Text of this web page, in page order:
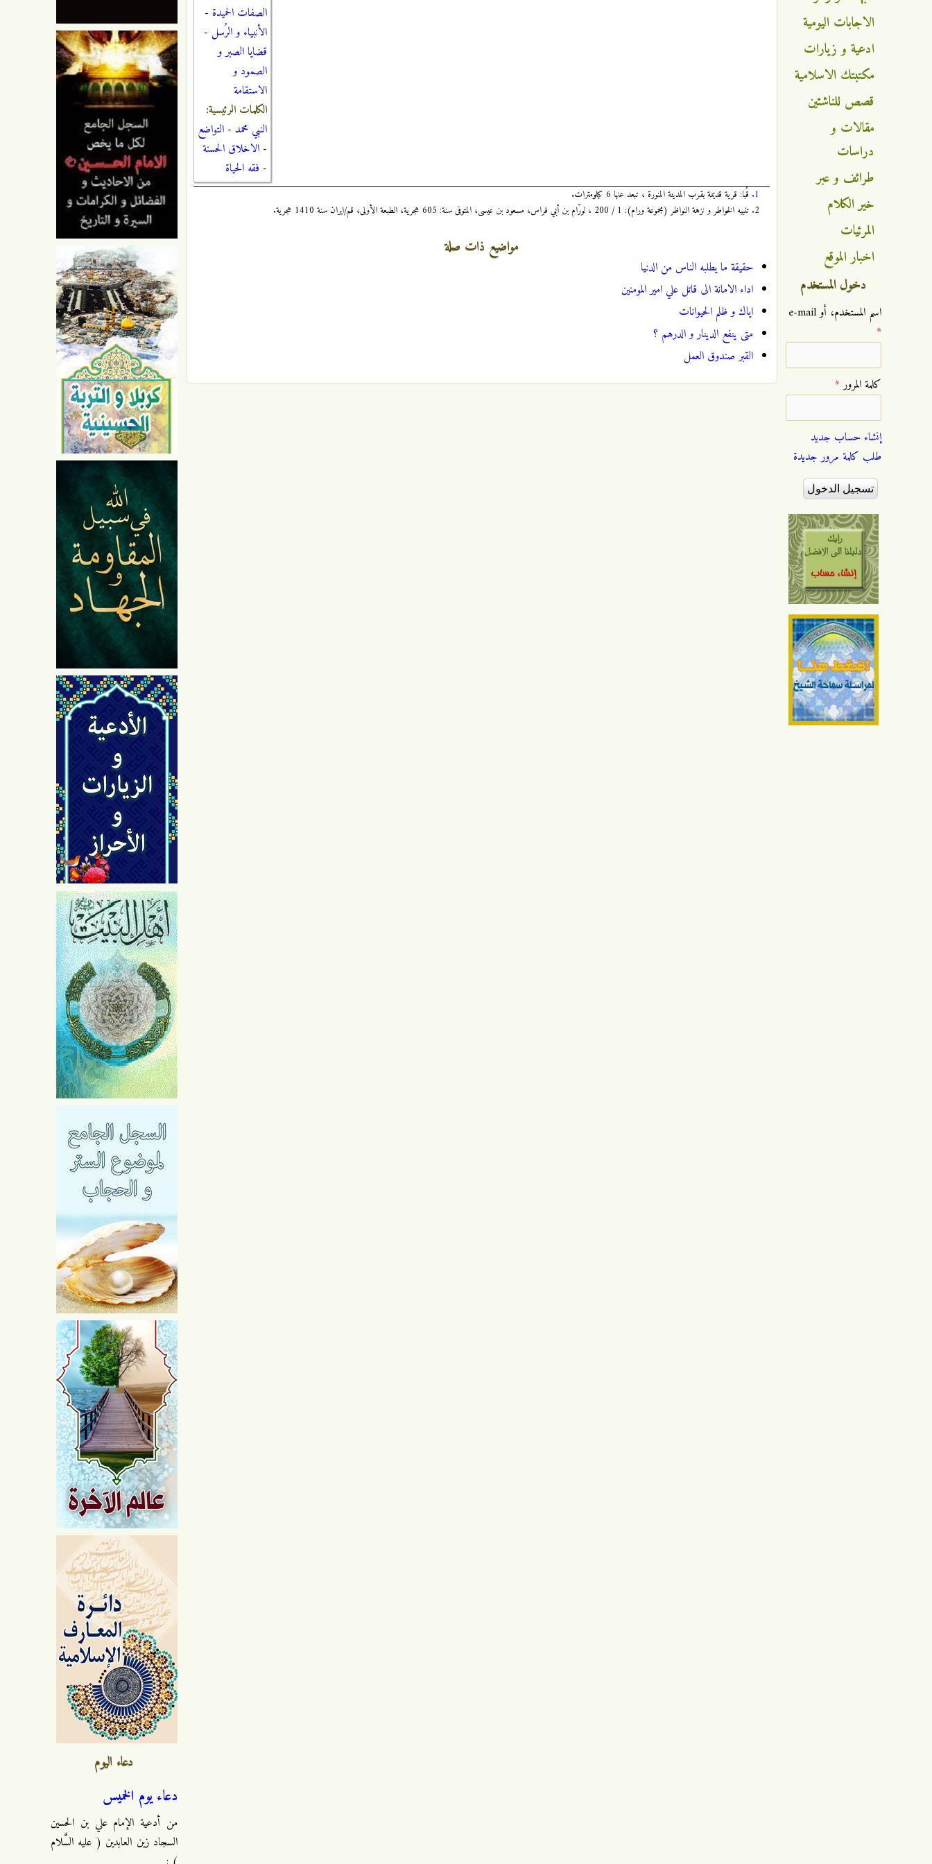
الصفات الحميدة -
الأنبياء و الرُسل -
قضايا الصبر و
الصمود و
الاستقامة
الكلمات الرئيسية:
النبي محمد - التواضع
- الاخلاق الحسنة
- فقه الحياة
1. قُبا: قرية قديمة بقرب المدينة المنورة ، تبعد عنها 6 كيلومترات.
2. تنبيه الخواطر و نزهة النواظر (مجموعة ورام): 1 / 200 ، لورّام بن أبي فراس، مسعود بن عيسى، المتوفى سنة: 605 هجرية، الطبعة الأولى، قم/ايران سنة 1410 هجرية.
مواضيع ذات صلة
حقيقة ما يطلبه الناس من الدنيا
اداء الامانة الى قاتل علي امير المومنين
اياك و ظلم الحيوانات
متى ينفع الدينار و الدرهم ؟
القبر صندوق العمل
دعاء اليوم
دعاء يوم الخميس
من أدعية الإمام علي بن الحسين
السجاد زين العابدين ( عليه السَّلام
الاجابات اليومية
ادعية و زيارات
مكتبتك الاسلامية
قصص للناشئين
مقالات و
دراسات
طرائف و عبر
خير الكلام
المرئيات
اخبار الموقع
دخول المستخدم
‏اسم المستخدم، أو e-mail
*
‏كلمة المرور ‏*
إنشاء حساب جديد
طلب كلمة مرور جديدة